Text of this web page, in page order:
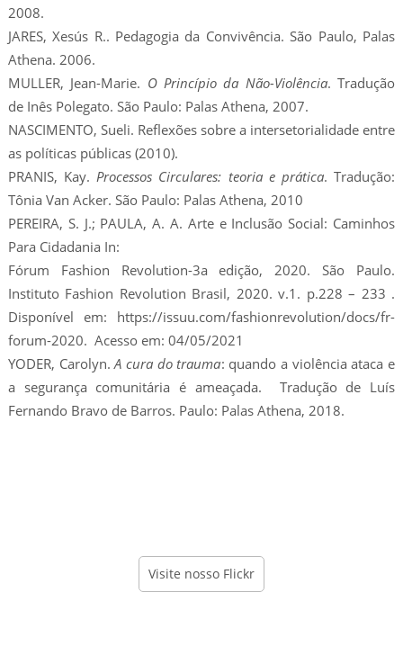
2008.
JARES, Xesús R.. Pedagogia da Convivência. São Paulo, Palas
Athena. 2006.
MULLER, Jean-Marie. O Princípio da Não-Violência. Tradução
de Inês Polegato. São Paulo: Palas Athena, 2007.
NASCIMENTO, Sueli. Reflexões sobre a intersetorialidade entre
as políticas públicas (2010).
PRANIS, Kay.Processos Circulares: teoria e prática. Tradução:
Tônia Van Acker. São Paulo: Palas Athena, 2010
PEREIRA, S. J.; PAULA, A. A. Arte e Inclusão Social: Caminhos
Para Cidadania In:
Fórum Fashion Revolution-3a edição, 2020. São Paulo.
Instituto Fashion Revolution Brasil, 2020. v.1. p.228 – 233 .
Disponível em: https://issuu.com/fashionrevolution/docs/fr-
forum-2020. Acesso em: 04/05/2021
YODER, Carolyn.A cura do trauma: quando a violência ataca e
a segurança comunitária é ameaçada. Tradução de Luís
Fernando Bravo de Barros. Paulo: Palas Athena, 2018.
Visite nosso Flickr